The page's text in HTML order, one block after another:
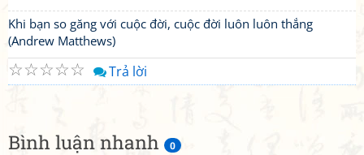
Bình luận nhanh 0
Khi bạn so găng với cuộc đời, cuộc đời luôn luôn thắng
(Andrew Matthews)
☆
☆
☆
☆
☆ Trả lời